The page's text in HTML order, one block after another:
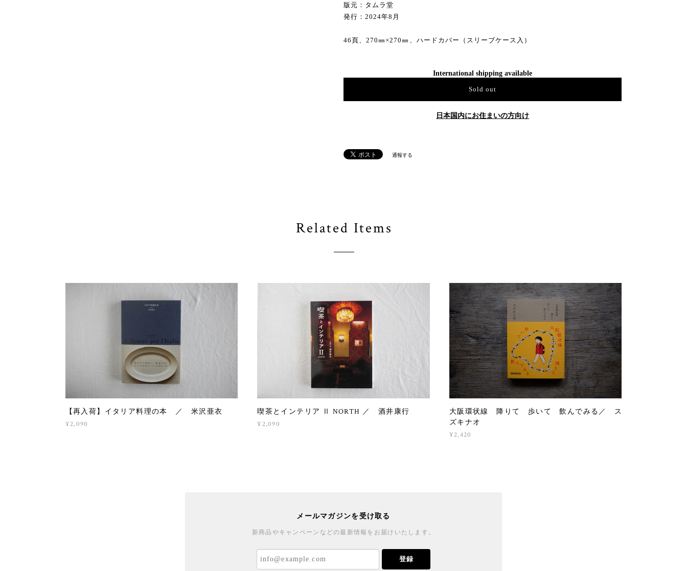
版元：タムラ堂
発行：2024年8月
46頁、270㎜×270㎜、ハードカバー（スリーブケース入）
International shipping available
Sold out
日本国内にお住まいの方向け
通報する
Related Items
【再入荷】イタリア料理の本 ／ 米沢亜衣
¥2,090
喫茶とインテリア Ⅱ NORTH ／ 酒井康行
¥2,090
大阪環状線 降りて 歩いて 飲んでみる／ ス
ズキナオ
¥2,420
メールマガジンを受け取る
新商品やキャンペーンなどの最新情報をお届けいたします。
登録